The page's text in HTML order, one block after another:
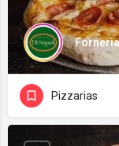
Pizzarias